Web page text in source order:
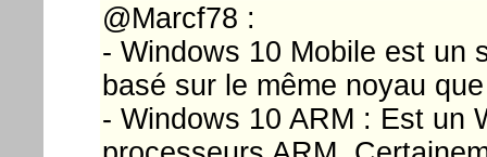
@Marcf78 :
- Windows 10 Mobile est un
basé sur le même noyau
- Windows 10 ARM : Est un